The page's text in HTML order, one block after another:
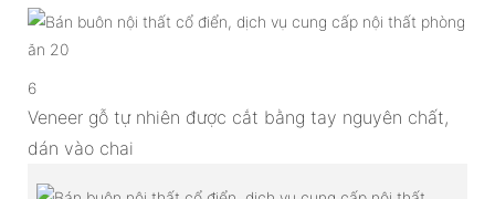
6
Veneer gỗ tự nhiên được cắt bằng tay nguyên chất,
dán vào chai